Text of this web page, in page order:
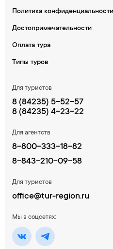
Политика конфиденциальности
Достопримечательности
Оплата тура
Типы туров
Для туристов
8 (84235) 5-52-57
8 (84235) 4-23-22
Для агентств
8-800-333-18-82
8-843-210-09-58
Для туристов
office@tur-region.ru
Мы в соцсетях: